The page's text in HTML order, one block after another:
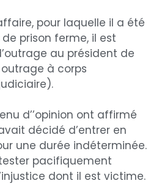
pour laquelle il a été
prison ferme, il est
au président de
outrage à corps
d’’opinion ont affirmé
décidé d’entrer en
une durée indéterminée.
pacifiquement
dont il est victime.